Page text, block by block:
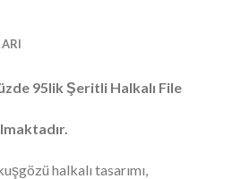
95lik Şeritli Halkalı File
halkalı tasarımı,